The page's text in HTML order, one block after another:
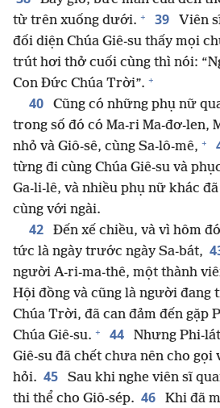
từ trên xuống dưới. + 39
Viên
đối diện Chúa Giê-su thấy mọi
trút hơi thở cuối cùng thì nói:
Con Đức Chúa Trời”. +
40
Cũng có những phụ nữ
trong số đó có Ma-ri Ma-đơ-len,
nhỏ và Giô-sê, cùng Sa-lô-mê, +
từng đi cùng Chúa Giê-su và
Ga-li-lê, và nhiều phụ nữ khác
cùng với ngài.
42
Đến xế chiều, và vì hôm
tức là ngày trước ngày Sa-bát,
người A-ri-ma-thê, một thành
Hội đồng và cũng là người
Chúa Trời, đã can đảm đến gặp
Chúa Giê-su. + 44
Nhưng Phi-
Giê-su đã chết chưa nên cho gọi
hỏi. 45
Sau khi nghe viên sĩ
thi thể cho Giô-sép. 46
Khi đã